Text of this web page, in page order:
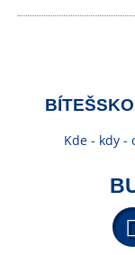
Kde - kdy -